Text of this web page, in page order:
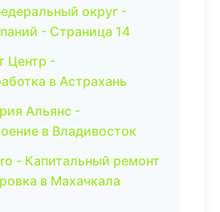
округ -
- Страница 14
Центр -
в Астрахань
Альянс -
в Владивосток
- Капитальный ремонт
в Махачкала